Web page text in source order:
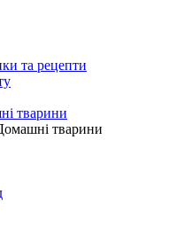
та рецепти
тварини
тварини